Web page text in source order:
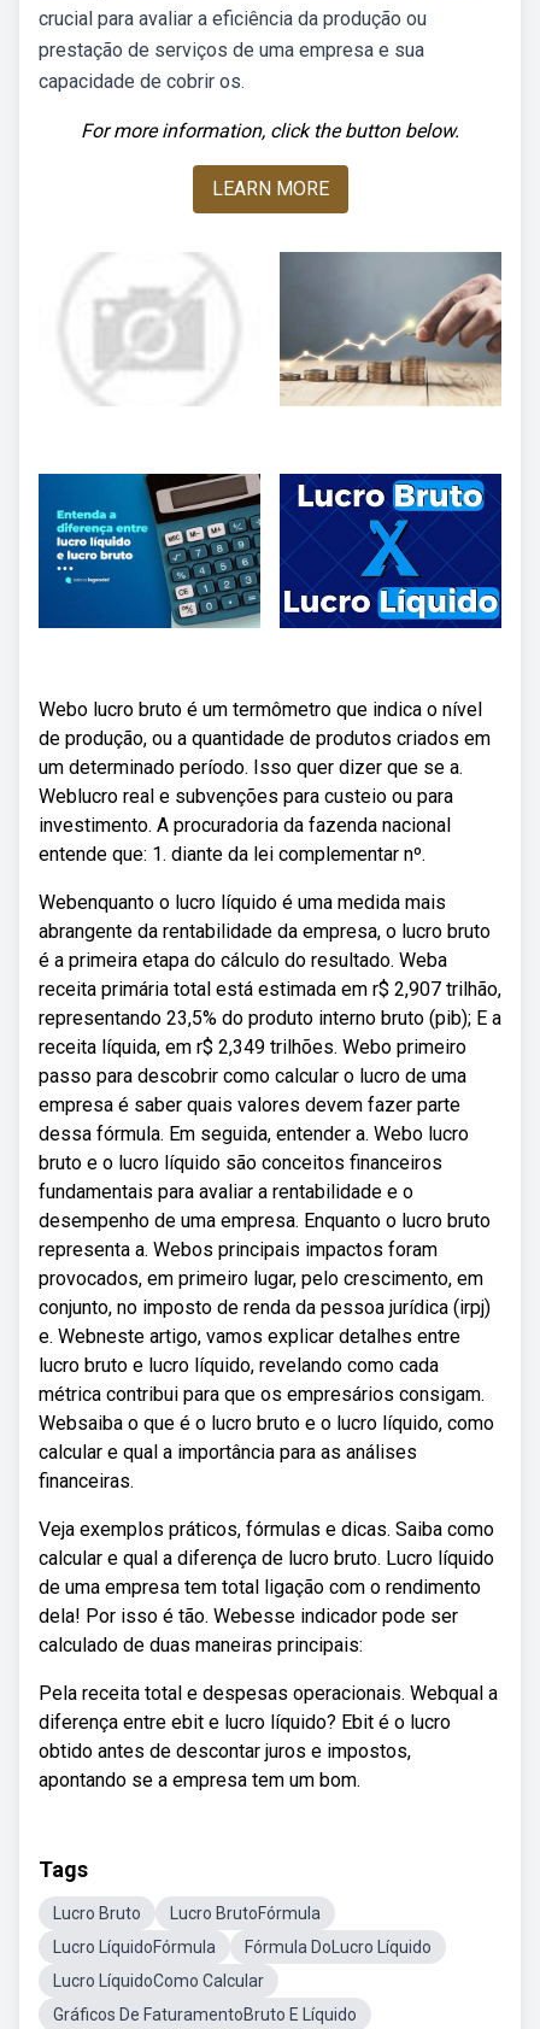
crucial para avaliar a eficiência da produção ou
prestação de serviços de uma empresa e sua
capacidade de cobrir os.
For more information, click the button below.
LEARN MORE
Webo lucro bruto é um termômetro que indica o nível
de produção, ou a quantidade de produtos criados em
um determinado período. Isso quer dizer que se a.
Weblucro real e subvenções para custeio ou para
investimento. A procuradoria da fazenda nacional
entende que: 1. diante da lei complementar nº.
Webenquanto o lucro líquido é uma medida mais
abrangente da rentabilidade da empresa, o lucro bruto
é a primeira etapa do cálculo do resultado. Weba
receita primária total está estimada em r$ 2,907 trilhão,
representando 23,5% do produto interno bruto (pib); E a
receita líquida, em r$ 2,349 trilhões. Webo primeiro
passo para descobrir como calcular o lucro de uma
empresa é saber quais valores devem fazer parte
dessa fórmula. Em seguida, entender a. Webo lucro
bruto e o lucro líquido são conceitos financeiros
fundamentais para avaliar a rentabilidade e o
desempenho de uma empresa. Enquanto o lucro bruto
representa a. Webos principais impactos foram
provocados, em primeiro lugar, pelo crescimento, em
conjunto, no imposto de renda da pessoa jurídica (irpj)
e. Webneste artigo, vamos explicar detalhes entre
lucro bruto e lucro líquido, revelando como cada
métrica contribui para que os empresários consigam.
Websaiba o que é o lucro bruto e o lucro líquido, como
calcular e qual a importância para as análises
financeiras.
Veja exemplos práticos, fórmulas e dicas. Saiba como
calcular e qual a diferença de lucro bruto. Lucro líquido
de uma empresa tem total ligação com o rendimento
dela! Por isso é tão. Webesse indicador pode ser
calculado de duas maneiras principais:
Pela receita total e despesas operacionais. Webqual a
diferença entre ebit e lucro líquido? Ebit é o lucro
obtido antes de descontar juros e impostos,
apontando se a empresa tem um bom.
Tags
Lucro Bruto
Lucro BrutoFórmula
Lucro LíquidoFórmula
Fórmula DoLucro Líquido
Lucro LíquidoComo Calcular
Gráficos De FaturamentoBruto E Líquido